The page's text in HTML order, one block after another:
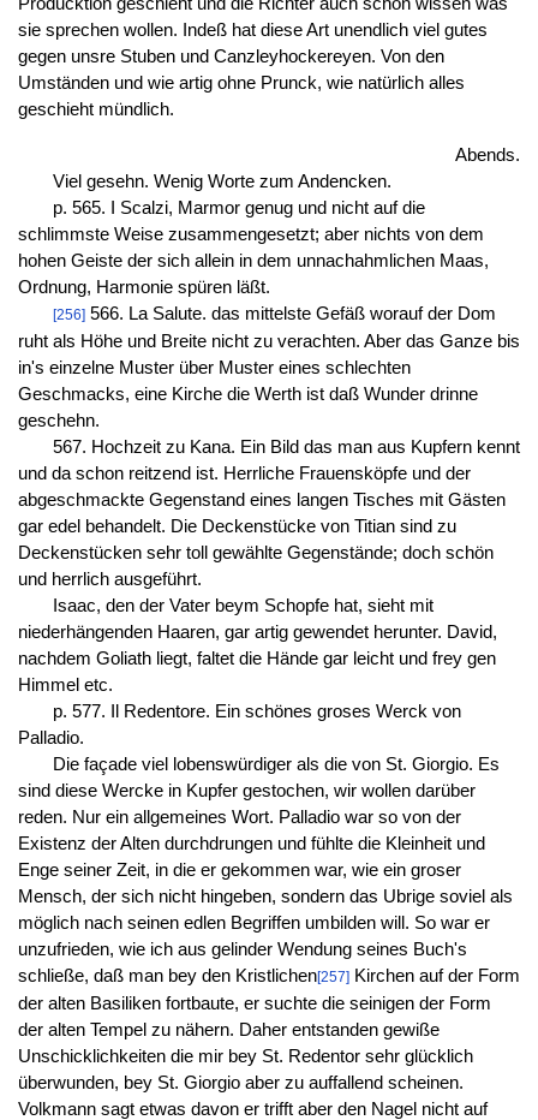
sie sprechen wollen. Indeß hat diese Art unendlich viel gutes
gegen unsre Stuben und Canzleyhockereyen. Von den
Umständen und wie artig ohne Prunck, wie natürlich alles
geschieht mündlich.
Abends.
Viel gesehn. Wenig Worte zum Andencken.
p. 565. I Scalzi, Marmor genug und nicht auf die
schlimmste Weise zusammengesetzt; aber nichts von dem
hohen Geiste der sich allein in dem unnachahmlichen Maas,
Ordnung, Harmonie spüren läßt.
[256]566. La Salute. das mittelste Gefäß worauf der Dom
ruht als Höhe und Breite nicht zu verachten. Aber das Ganze bis
in's einzelne Muster über Muster eines schlechten
Geschmacks, eine Kirche die Werth ist daß Wunder drinne
geschehn.
567. Hochzeit zu Kana. Ein Bild das man aus Kupfern kennt
und da schon reitzend ist. Herrliche Frauensköpfe und der
abgeschmackte Gegenstand eines langen Tisches mit Gästen
gar edel behandelt. Die Deckenstücke von Titian sind zu
Deckenstücken sehr toll gewählte Gegenstände; doch schön
und herrlich ausgeführt.
Isaac, den der Vater beym Schopfe hat, sieht mit
niederhängenden Haaren, gar artig gewendet herunter. David,
nachdem Goliath liegt, faltet die Hände gar leicht und frey gen
Himmel etc.
p. 577. Il Redentore. Ein schönes groses Werck von
Palladio.
Die façade viel lobenswürdiger als die von St. Giorgio. Es
sind diese Wercke in Kupfer gestochen, wir wollen darüber
reden. Nur ein allgemeines Wort. Palladio war so von der
Existenz der Alten durchdrungen und fühlte die Kleinheit und
Enge seiner Zeit, in die er gekommen war, wie ein groser
Mensch, der sich nicht hingeben, sondern das Ubrige soviel als
möglich nach seinen edlen Begriffen umbilden will. So war er
unzufrieden, wie ich aus gelinder Wendung seines Buch's
schließe, daß man bey den Kristlichen[257]Kirchen auf der Form
der alten Basiliken fortbaute, er suchte die seinigen der Form
der alten Tempel zu nähern. Daher entstanden gewiße
Unschicklichkeiten die mir bey St. Redentor sehr glücklich
überwunden, bey St. Giorgio aber zu auffallend scheinen.
Volkmann sagt etwas davon er trifft aber den Nagel nicht auf